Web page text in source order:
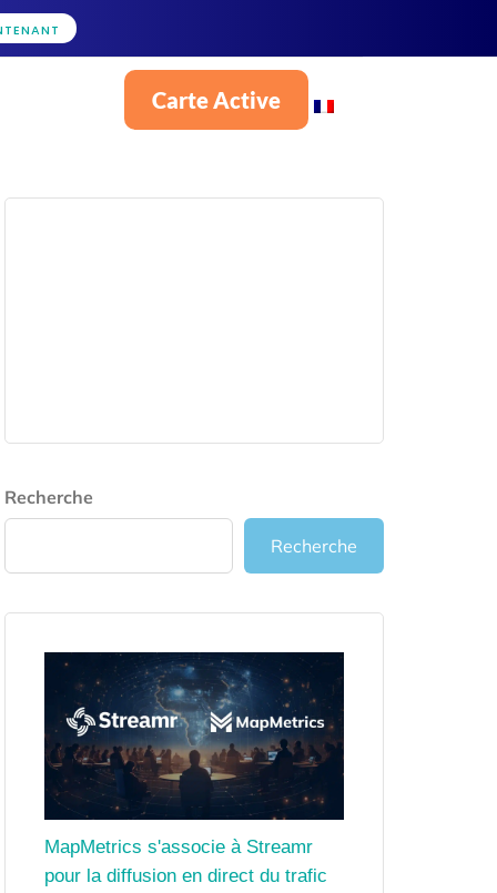
Carte Active
Recherche
Recherche
MapMetrics s'associe à Streamr
pour la diffusion en direct du trafic